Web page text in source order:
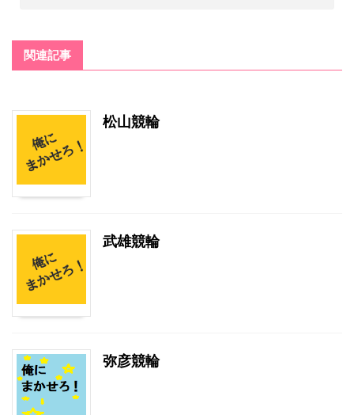
関連記事
松山競輪
武雄競輪
弥彦競輪